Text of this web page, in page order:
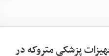
پزشکی متروکه در